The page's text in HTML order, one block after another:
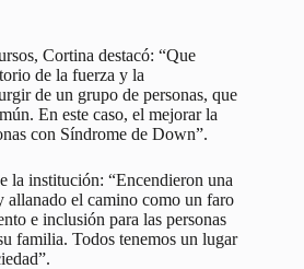
Cortina destacó: “Que
de la fuerza y la
de un grupo de personas, que
En este caso, el mejorar la
con Síndrome de Down”.
la institución: “Encendieron una
allanado el camino como un faro
e inclusión para las personas
familia. Todos tenemos un lugar